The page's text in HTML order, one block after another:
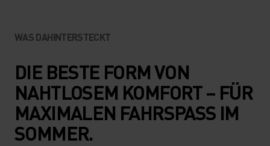
WAS DAHINTERSTECKT
DIE BESTE FORM VON
NAHTLOSEM KOMFORT – FÜR
MAXIMALEN FAHRSPASS IM
SOMMER.